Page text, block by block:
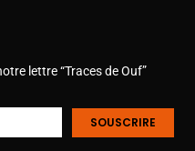
lettre “Traces de Ouf”
SOUSCRIRE